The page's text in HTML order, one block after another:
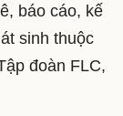
báo cáo, kế
sinh thuộc
đoàn FLC,